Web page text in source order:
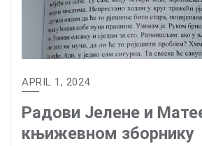
APRIL 1, 2024
Радови Јелене и
књижевном зборнику